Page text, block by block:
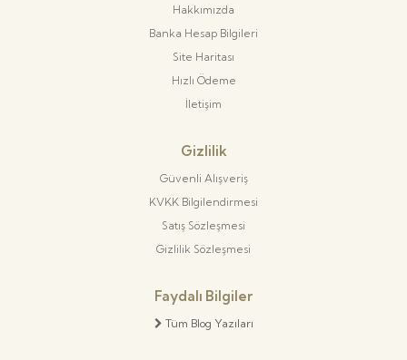
Hakkımızda
Banka Hesap Bilgileri
Site Haritası
Hızlı Ödeme
İletişim
Gizlilik
Güvenli Alışveriş
KVKK Bilgilendirmesi
Satış Sözleşmesi
Gizlilik Sözleşmesi
Faydalı Bilgiler
Tüm Blog Yazıları